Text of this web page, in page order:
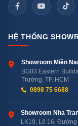
Thiết kế âm toàn
HỆ THỐNG
Showroom Miền
BG03 Eastern
Trường, TP. HCM
0898 75 6688
Showroom Nha
LK19, Lô 16,